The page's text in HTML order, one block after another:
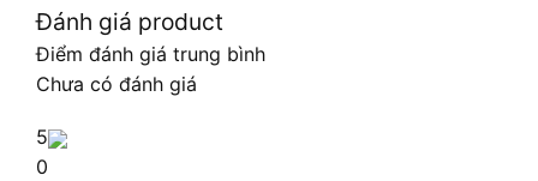
Đánh giá product
Điểm đánh giá trung bình
Chưa có đánh giá
5
0